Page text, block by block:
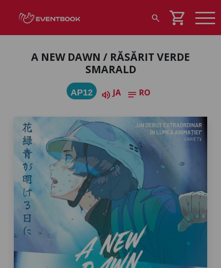
search shopping_cart
A NEW DAWN / RĂSĂRIT VERDE
SMARALD
AP12 volume_up JA notes RO